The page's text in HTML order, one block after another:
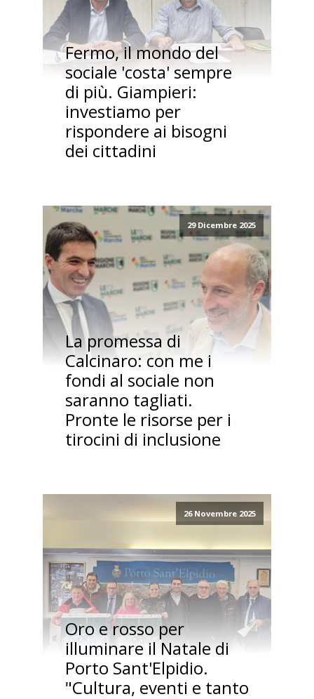
Fermo, il mondo del
sociale 'costa' sempre
di più. Giampieri:
investiamo per
rispondere ai bisogni
dei cittadini
29 Dicembre 2025
La promessa di
Calcinaro: con me i
fondi al sociale non
saranno tagliati.
Pronte le risorse per i
tirocini di inclusione
26 Novembre 2025
Oro e rosso per
illuminare il Natale di
Porto Sant'Elpidio.
"Cultura, eventi e tanto